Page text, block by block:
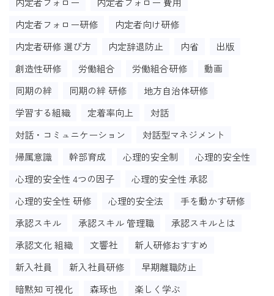
内定者フォロー研修
内定者向け研修
内定者研修 選び方
内定辞退防止 内省
出版
創造性研修
労働組合 労働組合研修
動画
同期の絆
同期の絆 研修
地方自治体研修
学習する組織
定着率向上
対話
対話・コミュニケーション
対話型マネジメント
帰属意識
幹部育成 心理的安全制
心理的安全性
心理的安全性 4つの因子
心理的安全性 承認
心理的安全性 研修
心理的安全法
手を動かす研修
承認スキル
承認スキル 管理職
承認スキルとは
承認文化 組織
文響社
新人研修おすすめ
新入社員
新入社員研修
早期離職防止
暗黙知 可視化
森琢也
楽しく学ぶ